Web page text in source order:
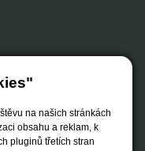
na našich stránkách
obsahu a reklam, k
pluginů třetích stran